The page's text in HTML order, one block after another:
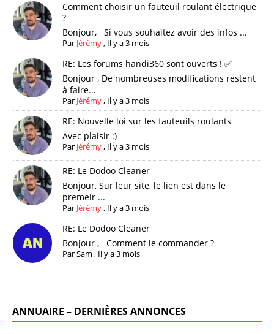
Comment choisir un fauteuil roulant électrique
?
Bonjour, Si vous souhaitez avoir des infos ...
Par Jérémy, Il y a 3 mois
RE: Les forums handi360 sont ouverts ! ✅
Bonjour , De nombreuses modifications restent
à faire...
Par Jérémy, Il y a 3 mois
RE: Nouvelle loi sur les fauteuils roulants
Avec plaisir :)
Par Jérémy, Il y a 3 mois
RE: Le Dodoo Cleaner
Bonjour, Sur leur site, le lien est dans le
premeir ...
Par Jérémy, Il y a 3 mois
RE: Le Dodoo Cleaner
Bonjour , Comment le commander ?
ParSam , Il y a 3 mois
ANNUAIRE – DERNIÈRES ANNONCES